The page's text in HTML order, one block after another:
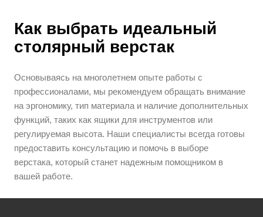
Как выбрать идеальный
столярный верстак
Основываясь на многолетнем опыте работы с
профессионалами, мы рекомендуем обращать внимание
на эргономику, тип материала и наличие дополнительных
функций, таких как ящики для инструментов или
регулируемая высота. Наши специалисты всегда готовы
предоставить консультацию и помочь в выборе
верстака, который станет надежным помощником в
вашей работе.